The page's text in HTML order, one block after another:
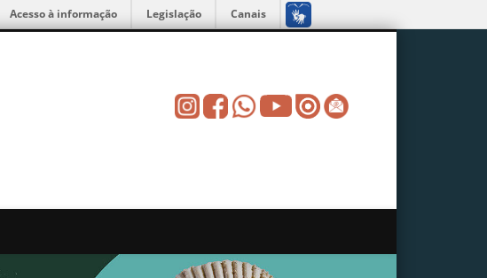
Acesso à informação Legislação Canais